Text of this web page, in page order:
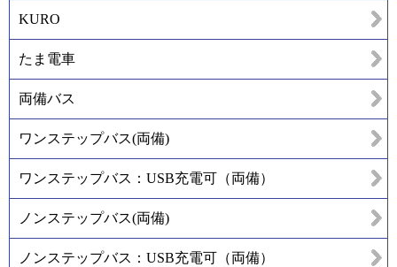
KURO
たま電車
両備バス
ワンステップバス(両備)
ワンステップバス：USB充電可（両備）
ノンステップバス(両備)
ノンステップバス：USB充電可（両備）